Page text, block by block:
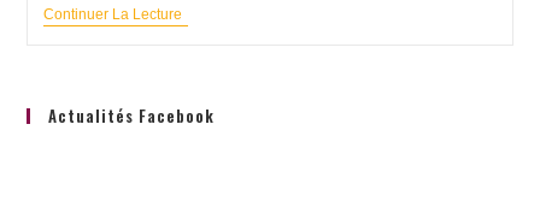
Continuer La Lecture
Actualités Facebook